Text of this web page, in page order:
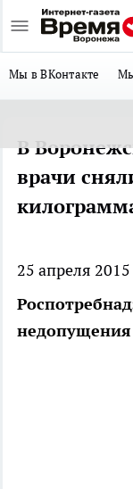
Мы в ВКонтакте
В
врачи
25 апреля 2015
недопущения